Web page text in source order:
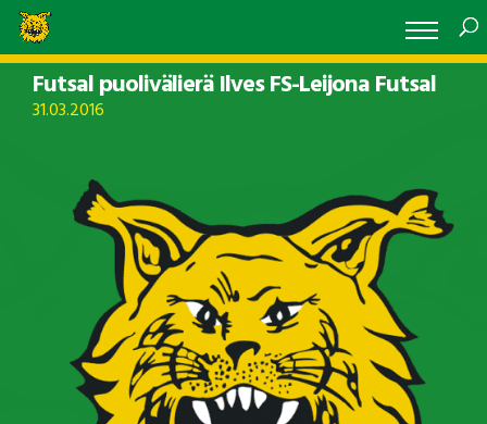
Futsal puolivälierä Ilves FS-Leijona Futsal
31.03.2016